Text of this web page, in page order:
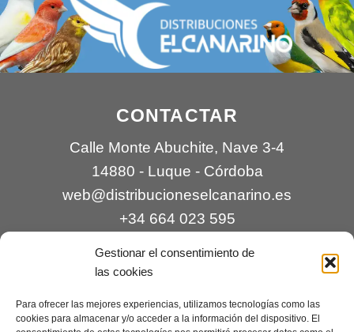
Gestionar el consentimiento de
las cookies
Para ofrecer las mejores experiencias, utilizamos tecnologías como las
cookies para almacenar y/o acceder a la información del dispositivo. El
CONTACTAR
Calle Monte Abuchite, Nave 3-4
14880 - Luque - Córdoba
web@distribucioneselcanarino.es
+34 664 023 595